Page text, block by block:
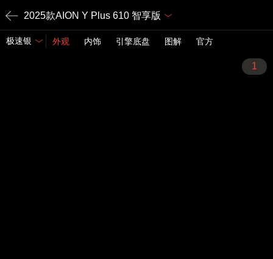
2025款AION Y Plus 610 智享版
极速银 外观 内饰 引擎底盘 图解 官方
1